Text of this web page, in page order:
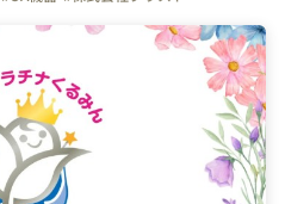
#人と企業を未来へ繋ぐ #寄付 #CSR